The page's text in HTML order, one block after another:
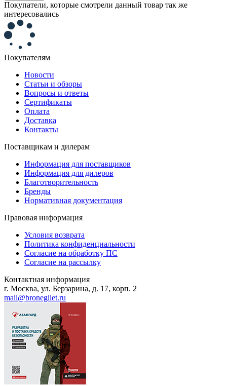
Покупатели, которые смотрели данный товар так же
интересовались
Покупателям
Новости
Статьи и обзоры
Вопросы и ответы
Сертификаты
Оплата
Доставка
Контакты
Поставщикам и дилерам
Информация для поставщиков
Информация для дилеров
Благотворительность
Бренды
Нормативная документация
Правовая информация
Условия возврата
Политика конфиденциальности
Согласие на обработку ПС
Согласие на рассылку
Контактная информация
г. Москва, ул. Берзарина, д. 17, корп. 2
mail@bronegilet.ru